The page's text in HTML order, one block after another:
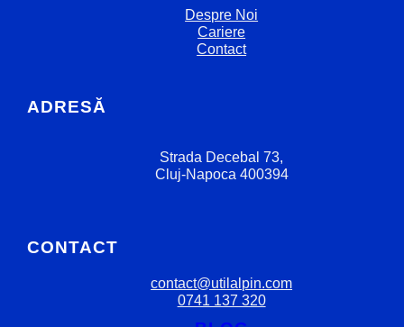
Despre Noi
Cariere
Contact
ADRESĂ
Strada Decebal 73,
Cluj-Napoca 400394
CONTACT
contact@utilalpin.com
0741 137 320